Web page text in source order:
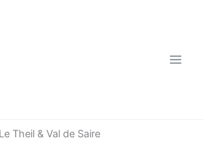
Le Theil & Val de Saire